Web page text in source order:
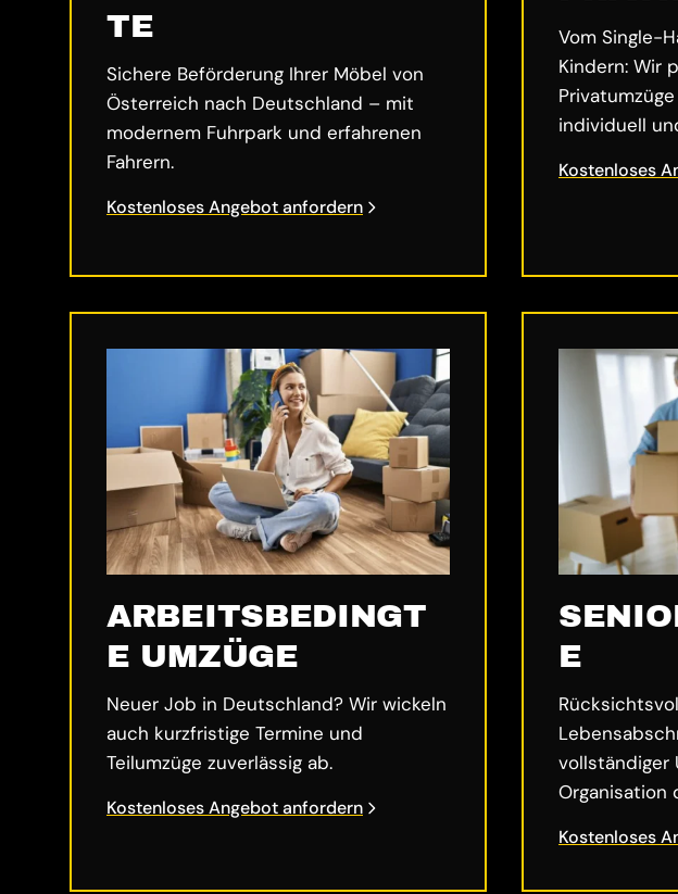
TE
Sichere Beförderung Ihrer Möbel von
Österreich nach Deutschland – mit
modernem Fuhrpark und erfahrenen
Fahrern.
Kostenloses Angebot anfordern
Vom Single-
Kindern: Wir
individuell
Kostenloses
ARBEITSBEDINGT
E UMZÜGE
Neuer Job in Deutschland? Wir wickeln
auch kurzfristige Termine und
Teilumzüge zuverlässig ab.
Kostenloses Angebot anfordern
E
vollständiger
Organisation
Kostenloses